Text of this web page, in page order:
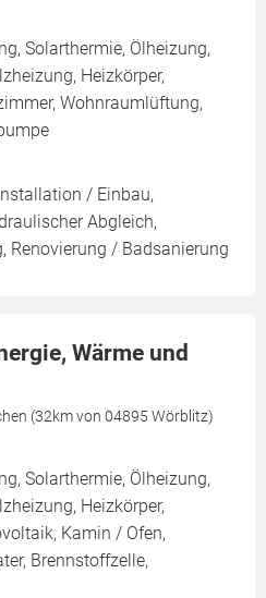
Solarthermie, Ölheizung,
Heizkörper,
Wohnraumlüftung,
/ Einbau,
Abgleich,
Renovierung / Badsanierung
Wärme und
(32km von 04895 Wörblitz)
Solarthermie, Ölheizung,
Heizkörper,
Kamin / Ofen,
Brennstoffzelle,